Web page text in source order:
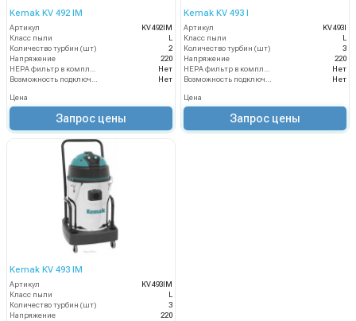
Kemak KV 492 IM
Артикул
KV492IM
Класс пыли
L
Количество турбин (шт)
2
Напряжение
220
HEPA фильтр в комплекте
Нет
Возможность подключения электрощетки
Нет
Цена
Запрос цены
Kemak KV 493 I
Артикул
KV493I
Класс пыли
L
Количество турбин (шт)
3
Напряжение
220
HEPA фильтр в комплекте
Нет
Возможность подключения электрощетки
Нет
Цена
Запрос цены
Kemak KV 493 IM
Артикул
KV493IM
Класс пыли
L
Количество турбин (шт)
3
Напряжение
220